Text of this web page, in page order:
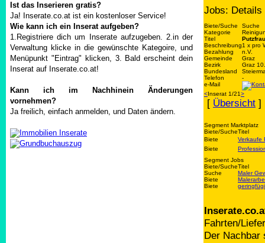
Ist das Inserieren gratis?
Ja! Inserate.co.at ist ein kostenloser Service!
Wie kann ich ein Inserat aufgeben?
1.Registriere dich um Inserate aufzugeben. 2.in der
Verwaltung klicke in die gewünschte Kategoire, und
Menüpunkt "Eintrag" klicken, 3. Bald erscheint dein
Inserat auf Inserate.co.at!
Kann ich im Nachhinein Änderungen
vornehmen?
Ja freilich, einfach anmelden, und Daten ändern.
Jobs: Details
Biete/Suche
Suche
Kategorie
Titel
Beschreibung1 x pro
Bezahlung
n.V.
Gemeinde
Graz
Bezirk
Graz
Bundesland
Telefon
-
e-Mail
<Inserat 1/21>
[ Übersicht
Segment Marktplatz
Biete/SucheTitel
Biete
Verkaufe
Biete
Segment Jobs
Biete/SucheTitel
Suche
Maler
Biete
Biete
Fahrten/
Der Nachbar